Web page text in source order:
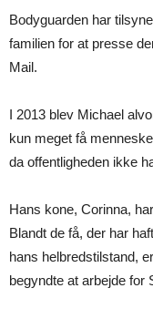
Bodyguarden har
familien for at presse
Mail.
I 2013 blev Michael
kun meget få
da offentligheden ikke
Hans kone, Corinna,
Blandt de få, der har
hans helbredstilstand,
begyndte at arbejde for